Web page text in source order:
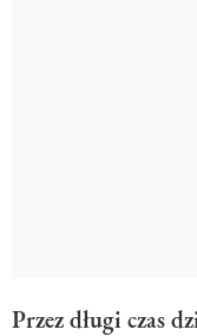
Przez długi czas